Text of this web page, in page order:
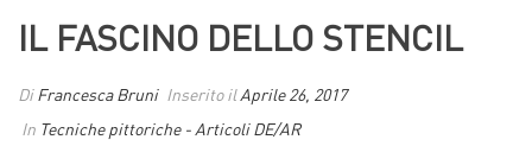
IL FASCINO DELLO STENCIL
DiFrancesca Bruni Inserito ilAprile 26, 2017
In Tecniche pittoriche - Articoli DE/AR